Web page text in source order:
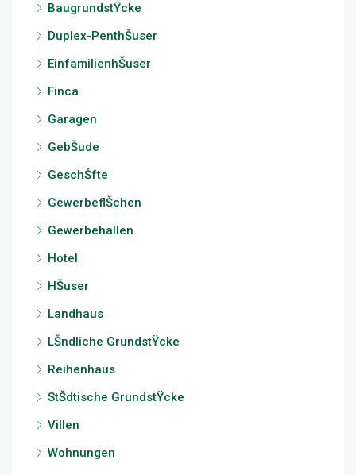
BaugrundstŸcke
Duplex-PenthŠuser
EinfamilienhŠuser
Finca
Garagen
GebŠude
GeschŠfte
GewerbeflŠchen
Gewerbehallen
Hotel
HŠuser
Landhaus
LŠndliche GrundstŸcke
Reihenhaus
StŠdtische GrundstŸcke
Villen
Wohnungen